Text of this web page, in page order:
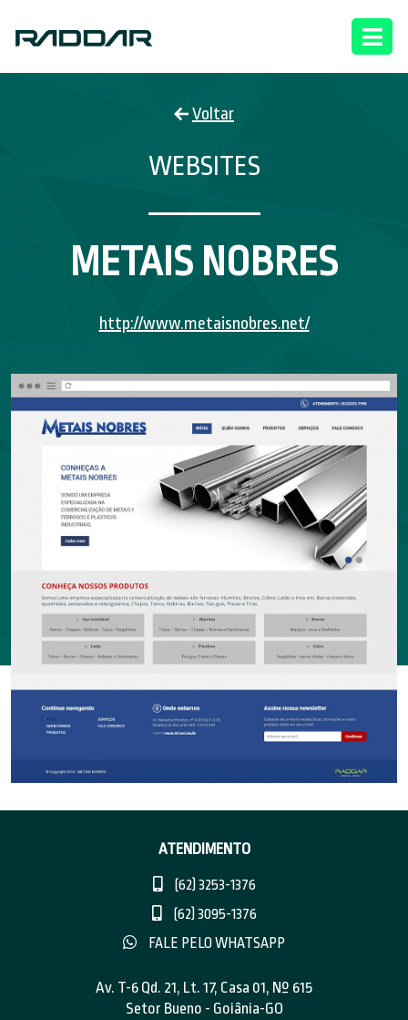
Voltar
WEBSITES
METAIS NOBRES
http://www.metaisnobres.net/
ATENDIMENTO
(62) 3253-1376
(62) 3095-1376
FALE PELO WHATSAPP
Av. T-6 Qd. 21, Lt. 17, Casa 01, Nº 615
Setor Bueno - Goiânia-GO